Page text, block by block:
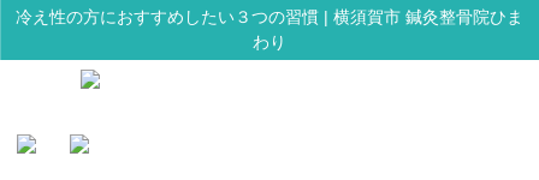
冷え性の方におすすめしたい３つの習慣 | 横須賀市 鍼灸整骨院ひま
わり